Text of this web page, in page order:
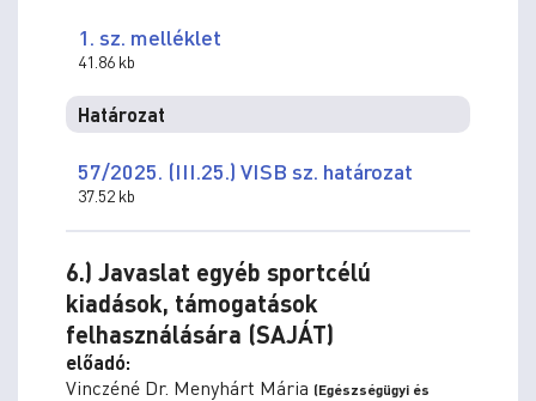
1. sz. melléklet
41.86 kb
Határozat
57/2025. (III.25.) VISB sz. határozat
37.52 kb
6.) Javaslat egyéb sportcélú
kiadások, támogatások
felhasználására (SAJÁT)
előadó:
Vinczéné Dr. Menyhárt Mária (Egészségügyi és